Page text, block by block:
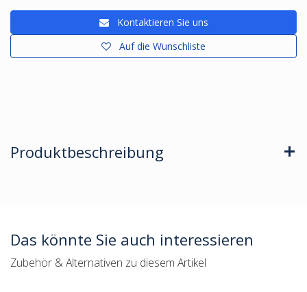
Kontaktieren Sie uns
Auf die Wunschliste
Produktbeschreibung
Das könnte Sie auch interessieren
Zubehör & Alternativen zu diesem Artikel